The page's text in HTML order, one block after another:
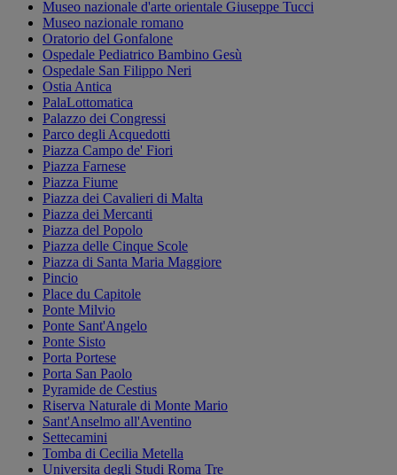
Museo nazionale d'arte orientale Giuseppe Tucci
Museo nazionale romano
Oratorio del Gonfalone
Ospedale Pediatrico Bambino Gesù
Ospedale San Filippo Neri
Ostia Antica
PalaLottomatica
Palazzo dei Congressi
Parco degli Acquedotti
Piazza Campo de' Fiori
Piazza Farnese
Piazza Fiume
Piazza dei Cavalieri di Malta
Piazza dei Mercanti
Piazza del Popolo
Piazza delle Cinque Scole
Piazza di Santa Maria Maggiore
Pincio
Place du Capitole
Ponte Milvio
Ponte Sant'Angelo
Ponte Sisto
Porta Portese
Porta San Paolo
Pyramide de Cestius
Riserva Naturale di Monte Mario
Sant'Anselmo all'Aventino
Settecamini
Tomba di Cecilia Metella
Universita degli Studi Roma Tre